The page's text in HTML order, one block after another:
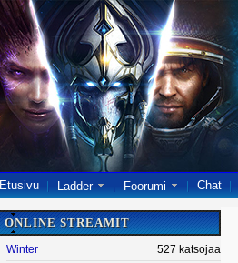
Etusivu Ladder Foorumi Chat
ONLINE STREAMIT
Winter
527 katsojaa